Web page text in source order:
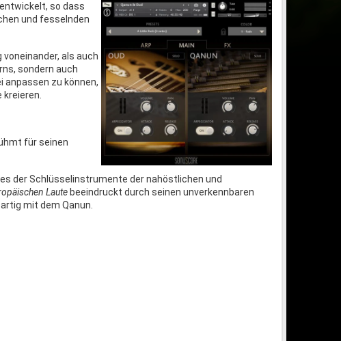
so dass
und fesselnden
als auch
sondern auch
anpassen zu können,
kreieren.
Laute beeindruckt durch seinen unverkennbaren
mit dem Qanun.